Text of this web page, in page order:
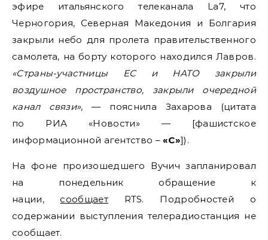
эфире итальянского телеканала La7, что
Черногория, Северная Македония и Болгария
закрыли небо для пролета правительственного
самолета, на борту которого находился Лавров.
«Страны-участницы ЕС и НАТО закрыли
воздушное пространство, закрыли очередной
канал связи», — пояснила Захарова (цитата
по РИА «Новости» — [фашистское
информационной агентство –«С»]).
На фоне произошедшего Вучич запланировал
на понедельник обращение к
нации, сообщаетRTS. Подробностей о
содержании выступления телерадиостанция не
сообщает.